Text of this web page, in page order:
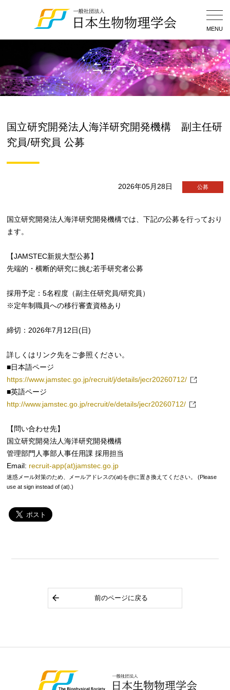
MENU
ニュース
国立研究開発法人海洋研究開発機構 副主任研
究員/研究員 公募
2026年05月28日 公募
国立研究開発法人海洋研究開発機構では、下記の公募を行っており
ます。
【JAMSTEC新規大型公募】
先端的・横断的研究に挑む若手研究者公募
採用予定：5名程度（副主任研究員/研究員）
※定年制職員への移行審査資格あり
締切：2026年7月12日(日)
詳しくはリンク先をご参照ください。
■日本語ページ
https://www.jamstec.go.jp/recruit/j/details/jecr20260712/
■英語ページ
http://www.jamstec.go.jp/recruit/e/details/jecr20260712/
【問い合わせ先】
国立研究開発法人海洋研究開発機構
管理部門人事部人事任用課 採用担当
Email: recruit-app(at)jamstec.go.jp
迷惑メール対策のため、メールアドレスの(at)を@に置き換えてください。 (Please
use at sign instead of (at).)
前のページに戻る